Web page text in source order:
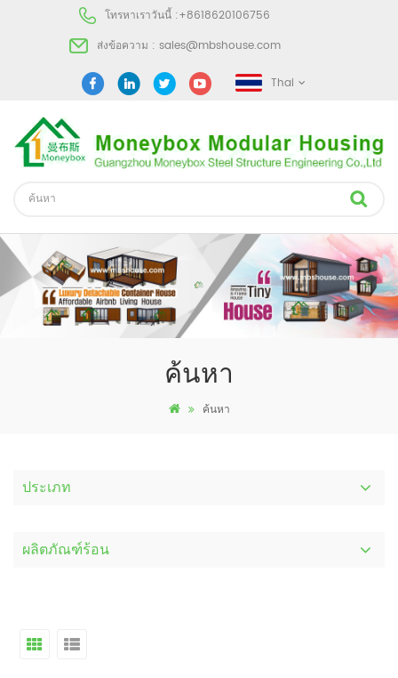
โทรหาเราวันนี้ :+8618620106756
ส่งข้อความ : sales@mbshouse.com
Thai
ค้นหา
ค้นหา
ประเภท
ผลิตภัณฑ์ร้อน